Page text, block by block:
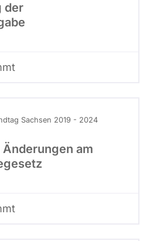
der
Sachsen 2019 - 2024
am